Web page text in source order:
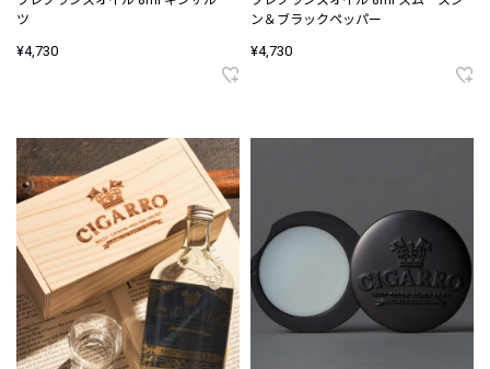
ツ
¥4,730
ン＆ブラックペッパー
¥4,730